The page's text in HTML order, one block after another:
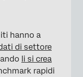
hanno a
di settore
li si crea
rapidi